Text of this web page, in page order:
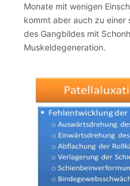
Monate mit wenigen
kommt aber auch zu einer
des Gangbildes mit
Muskeldegeneration.